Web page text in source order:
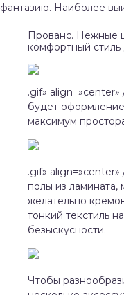
фантазию. Наиболее
Прованс. Нежные
комфортный стиль
.gif»
будет
максимум
.gif» align=»center»
полы из
желательно
тонкий текстиль
безыскусности.
Чтобы